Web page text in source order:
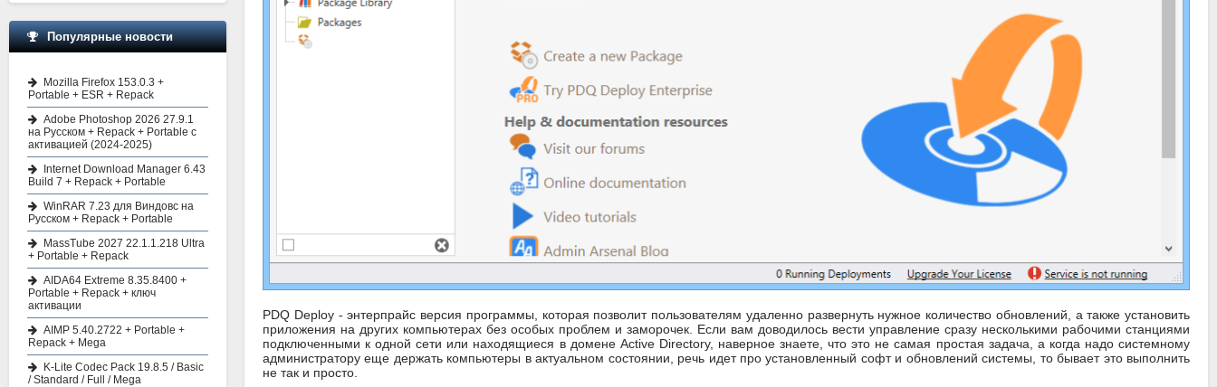
PDQ Deploy - энтерпрайс версия программы, которая позволит пользователям удаленно развернуть нужное количество обновлений, а также установить
приложения на других компьютерах без особых проблем и заморочек. Если вам доводилось вести управление сразу несколькими рабочими станциями
подключенными к одной сети или находящиеся в домене Active Directory, наверное знаете, что это не самая простая задача, а когда надо системному
администратору еще держать компьютеры в актуальном состоянии, речь идет про установленный софт и обновлений системы, то бывает это выполнить
не так и просто.
Популярные новости
Mozilla Firefox 153.0.3 +
Portable + ESR + Repack
Adobe Photoshop 2026 27.9.1
на Русском + Repack + Portable с
активацией (2024-2025)
Internet Download Manager 6.43
Build 7 + Repack + Portable
WinRAR 7.23 для Виндовс на
Русском + Repack + Portable
MassTube 2027 22.1.1.218 Ultra
+ Portable + Repack
AIDA64 Extreme 8.35.8400 +
Portable + Repack + ключ
активации
AIMP 5.40.2722 + Portable +
Repack + Mega
K-Lite Codec Pack 19.8.5 / Basic
/ Standard / Full / Mega